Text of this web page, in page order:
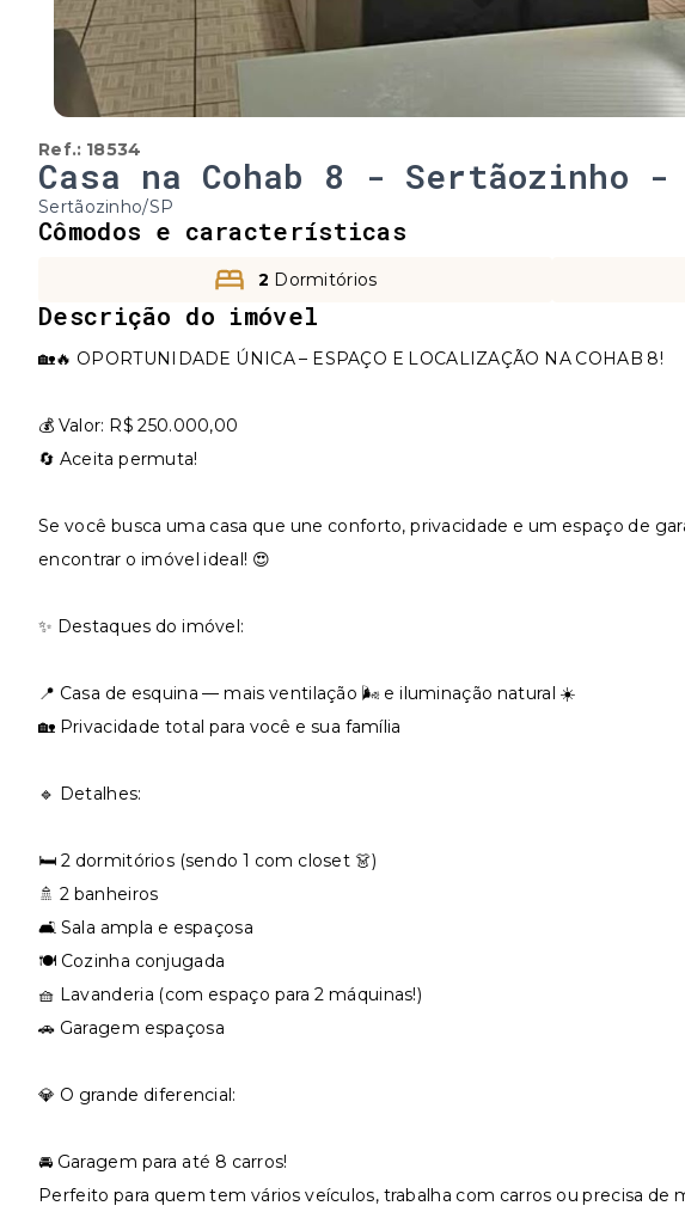
Ref.: 18534
Casa na Cohab 8 - Sertãozinho -
Sertãozinho/SP
Cômodos e características
2 Dormitórios
Descrição do imóvel
🏡🔥 OPORTUNIDADE ÚNICA – ESPAÇO E LOCALIZAÇÃO NA COHAB 8!
💰 Valor: R$ 250.000,00
🔄 Aceita permuta!
Se você busca uma casa que une conforto, privacidade e um espaço de
encontrar o imóvel ideal! 😍
✨ Destaques do imóvel:
📍 Casa de esquina — mais ventilação 🌬️ e iluminação natural ☀️
🏡 Privacidade total para você e sua família
🔹 Detalhes:
🛏️ 2 dormitórios (sendo 1 com closet 👗)
🚿 2 banheiros
🛋️ Sala ampla e espaçosa
🍽️ Cozinha conjugada
🧺 Lavanderia (com espaço para 2 máquinas!)
🚗 Garagem espaçosa
💎 O grande diferencial:
🚘 Garagem para até 8 carros!
Perfeito para quem tem vários veículos, trabalha com carros ou precisa de